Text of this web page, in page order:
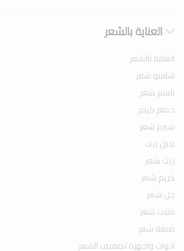
العناية بالشعر
العناية بالشعر
شامبو شعر
بلسم شعر
حمام كريم
سيرم شعر
بديل زيت
زيت شعر
كريم شعر
جل شعر
مثبت شعر
صبغة شعر
ادوات واجهزة تصفيف الشعر